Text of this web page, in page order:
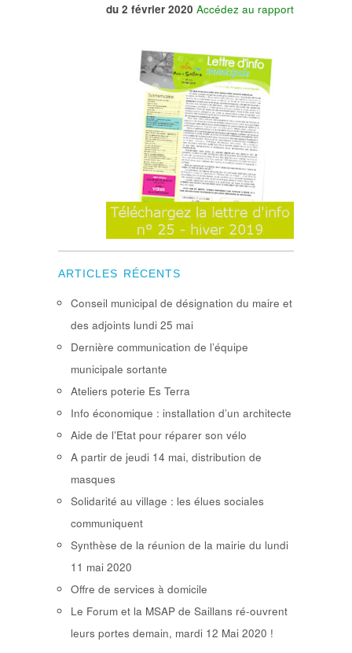
du 2 février 2020 Accédez au rapport
ARTICLES RÉCENTS
Conseil municipal de désignation du maire et
des adjoints lundi 25 mai
Dernière communication de l’équipe
municipale sortante
Ateliers poterie Es Terra
Info économique : installation d’un architecte
Aide de l’Etat pour réparer son vélo
A partir de jeudi 14 mai, distribution de
masques
Solidarité au village : les élues sociales
communiquent
Synthèse de la réunion de la mairie du lundi
11 mai 2020
Offre de services à domicile
Le Forum et la MSAP de Saillans ré-ouvrent
leurs portes demain, mardi 12 Mai 2020 !